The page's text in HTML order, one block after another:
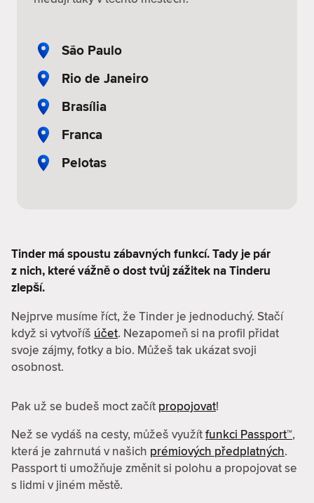
São Paulo
Rio de Janeiro
Brasília
Franca
Pelotas
Tinder má spoustu zábavných funkcí. Tady je pár
z nich, které vážně o dost tvůj zážitek na Tinderu
zlepší.
Nejprve musíme říct, že Tinder je jednoduchý. Stačí
když si vytvoříš účet. Nezapomeň si na profil přidat
svoje zájmy, fotky a bio. Můžeš tak ukázat svoji
osobnost.
Pak už se budeš moct začít propojovat!
Než se vydáš na cesty, můžeš využítfunkci Passport™,
která je zahrnutá v našich prémiových předplatných.
Passport ti umožňuje změnit si polohu a propojovat se
s lidmi v jiném městě.